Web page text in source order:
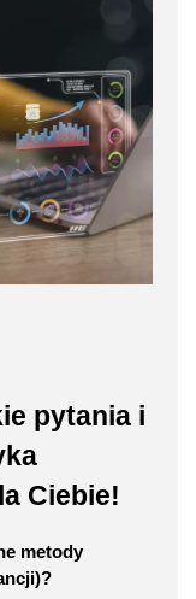
pytania i
Ciebie!
metody